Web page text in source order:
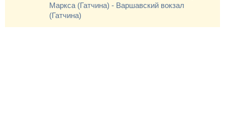
Маркса (Гатчина) - Варшавский вокзал
(Гатчина)